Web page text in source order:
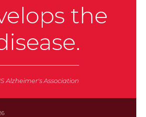
the
Alzheimer's Association